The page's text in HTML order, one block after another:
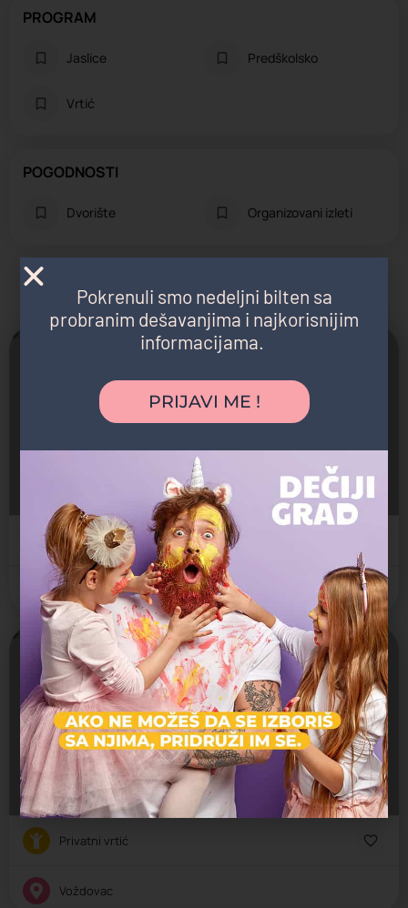
PROGRAM
Jaslice Predškolsko
Vrtić
POGODNOSTI
Dvorište Organizovani izleti
Možda vas zanima i sledeće:
Jaslice, Predškolsko, Vrtić
Чедомиља Митровића 22, Beograd, Srbija
Privatni vrtić
Voždovac
Maza i Lunja
Jaslice, Predškolsko, Vrtić
Vojvode Vlahovića 37v, Beograd, Srbija
Privatni vrtić
Voždovac
Pokrenuli smo nedeljni bilten sa
probranim dešavanjima i najkorisnijim
informacijama.
PRIJAVI ME !